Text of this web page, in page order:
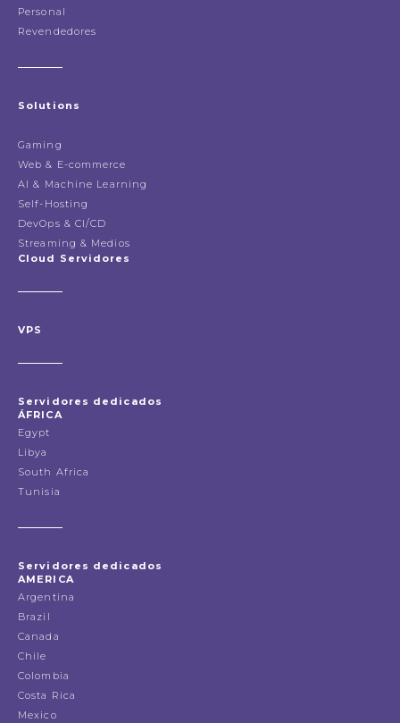
Personal
Revendedores
Solutions
Gaming
Web & E-commerce
AI & Machine Learning
Self-Hosting
DevOps & CI/CD
Streaming & Medios
Cloud Servidores
VPS
Servidores dedicados
ÁFRICA
Egypt
Libya
South Africa
Tunisia
Servidores dedicados
AMERICA
Argentina
Brazil
Canada
Chile
Colombia
Costa Rica
Mexico